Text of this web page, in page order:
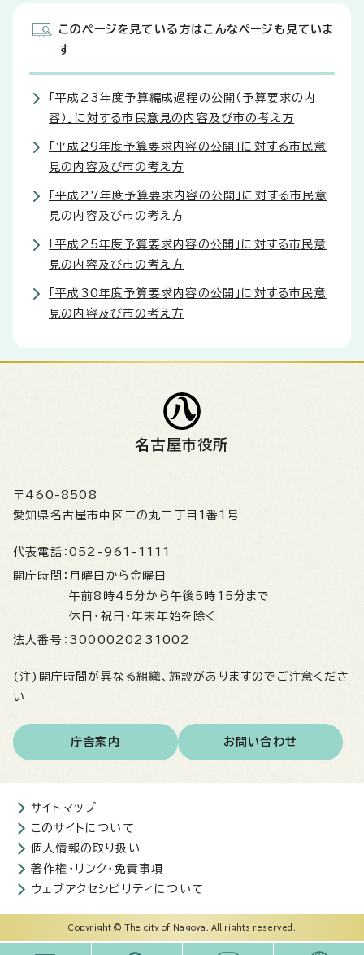
このページを見ている方はこんなページも見ていま
す
「平成23年度予算編成過程の公開（予算要求の内
容）」に対する市民意見の内容及び市の考え方
「平成29年度予算要求内容の公開」に対する市民意
見の内容及び市の考え方
「平成27年度予算要求内容の公開」に対する市民意
見の内容及び市の考え方
「平成25年度予算要求内容の公開」に対する市民意
見の内容及び市の考え方
「平成30年度予算要求内容の公開」に対する市民意
見の内容及び市の考え方
名古屋市役所
〒460-8508
愛知県名古屋市中区三の丸三丁目1番1号
代表電話： 052-961-1111
開庁時間： 月曜日から金曜日
午前8時45分から午後5時15分まで
休日・祝日・年末年始を除く
法人番号： 3000020231002
(注)開庁時間が異なる組織、施設がありますのでご注意くださ
い
庁舎案内 お問い合わせ
サイトマップ
このサイトについて
個人情報の取り扱い
著作権・リンク・免責事項
ウェブアクセシビリティについて
Copyright © The city of Nagoya. All rights reserved.